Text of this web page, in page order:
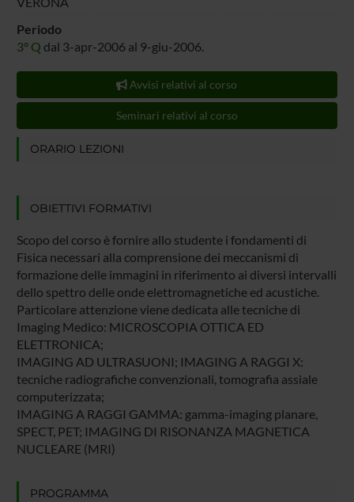
Periodo
3° Q dal 3-apr-2006 al 9-giu-2006.
Avvisi relativi al corso
Seminari relativi al corso
ORARIO LEZIONI
OBIETTIVI FORMATIVI
Scopo del corso è fornire allo studente i fondamenti di
Fisica necessari alla comprensione dei meccanismi di
formazione delle immagini in riferimento ai diversi intervalli
dello spettro delle onde elettromagnetiche ed acustiche.
Particolare attenzione viene dedicata alle tecniche di
Imaging Medico: MICROSCOPIA OTTICA ED
ELETTRONICA;
IMAGING AD ULTRASUONI; IMAGING A RAGGI X:
tecniche radiografiche convenzionali, tomografia assiale
computerizzata;
IMAGING A RAGGI GAMMA: gamma-imaging planare,
SPECT, PET; IMAGING DI RISONANZA MAGNETICA
NUCLEARE (MRI)
PROGRAMMA